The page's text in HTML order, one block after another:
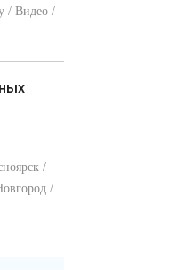
/ Видео /
/
/